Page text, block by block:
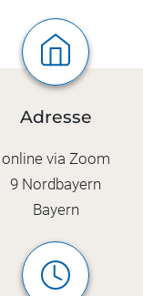
Adresse
online via Zoom
9 Nordbayern
Bayern